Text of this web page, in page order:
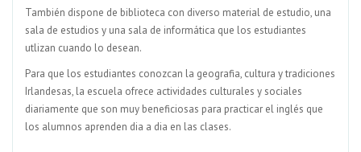
También dispone de biblioteca con diverso material de estudio, una
sala de estudios y una sala de informática que los estudiantes
utlizan cuando lo desean.
Para que los estudiantes conozcan la geografia, cultura y tradiciones
Irlandesas, la escuela ofrece actividades culturales y sociales
diariamente que son muy beneficiosas para practicar el inglés que
los alumnos aprenden dia a dia en las clases.